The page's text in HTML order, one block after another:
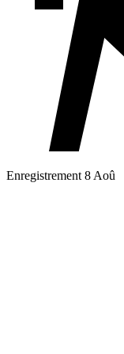
Enregistrement 8 Aoû